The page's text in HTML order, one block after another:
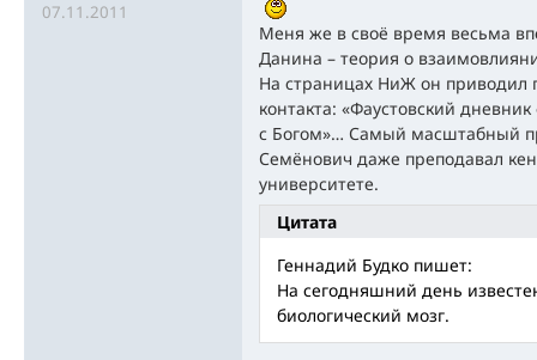
07.11.2011
Меня же в своё время весьма
Данина – теория о
На страницах НиЖ он приводил
контакта: «Фаустовский
с Богом»… Самый масштабный
Семёнович даже преподавал
университете.
Цитата
Геннадий Будко пишет:
На сегодняшний день
биологический мозг.